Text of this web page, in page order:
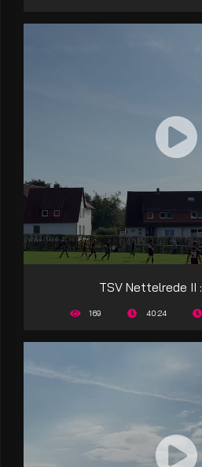
TSV Nettelrede II :
169 40:24